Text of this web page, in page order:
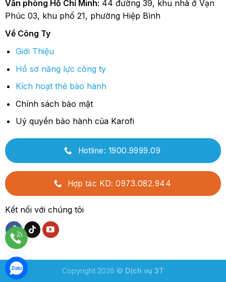
Văn phòng Hồ Chí Minh: 44 đường 39, khu nhà ở Vạn
Phúc 03, khu phố 21, phường Hiệp Bình
Về Công Ty
Giới Thiệu
Hồ sơ năng lực công ty
Kích hoạt thẻ bảo hành
Chính sách bảo mật
Uỷ quyền bảo hành của Karofi
Hotline: 1900.9999.09
Hợp tác KD: 0973.082.944
Kết nối với chúng tôi
Copyright 2026 © Dịch vụ 3T